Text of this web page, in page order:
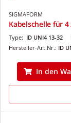
SIGMAFORM
Kabelschelle für
Type: ID UNI4 13-32
Hersteller-Art.Nr.: ID
In den